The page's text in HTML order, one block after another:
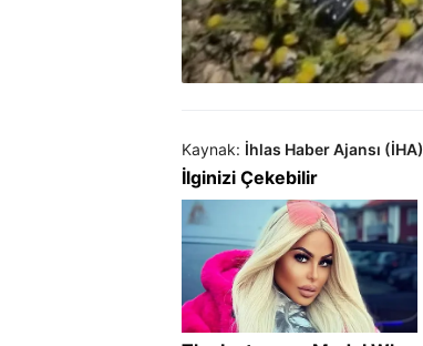
Kaynak: İhlas Haber Ajansı (İHA)